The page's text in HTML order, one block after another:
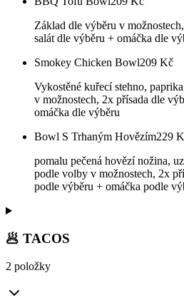
Základ dle výběru v
salát dle výběru + omáčka dle
Smokey Chicken Bowl209 Kč
Vykostěné kuřecí stehno,
v možnostech, 2x přísada dle
omáčka dle výběru
Bowl S Trhaným Hovězím229
pomalu pečená hovězí nožina,
podle volby v možnostech, 2x
podle výběru + omáčka podle
🥟 TACOS
2 položky